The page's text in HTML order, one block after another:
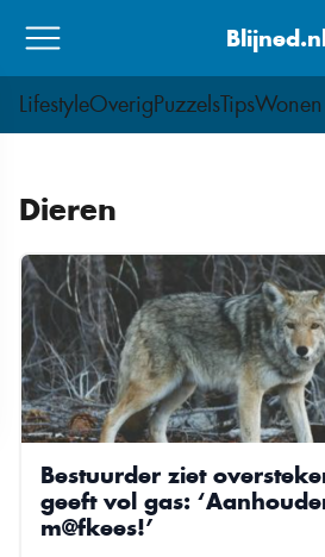
LifestyleOverigPuzzelsTipsWonen
Dieren
Bestuurder ziet
geeft vol gas:
m@fkees!’